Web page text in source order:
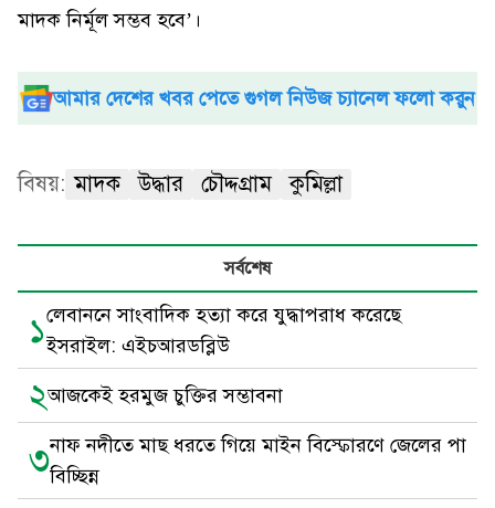
মাদক নির্মূল সম্ভব হবে’।
আমার দেশের খবর পেতে গুগল নিউজ চ্যানেল ফলো করুন
বিষয়: মাদক উদ্ধার চৌদ্দগ্রাম কুমিল্লা
সর্বশেষ
১লেবাননে সাংবাদিক হত্যা করে যুদ্ধাপরাধ করেছে
ইসরাইল: এইচআরডব্লিউ
২আজকেই হরমুজ চুক্তির সম্ভাবনা
৩নাফ নদীতে মাছ ধরতে গিয়ে মাইন বিস্ফোরণে জেলের পা
বিচ্ছিন্ন